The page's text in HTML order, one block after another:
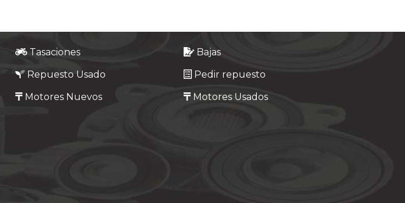
Tasaciones
Bajas
Repuesto Usado
Pedir repuesto
Motores Nuevos Motores Usados